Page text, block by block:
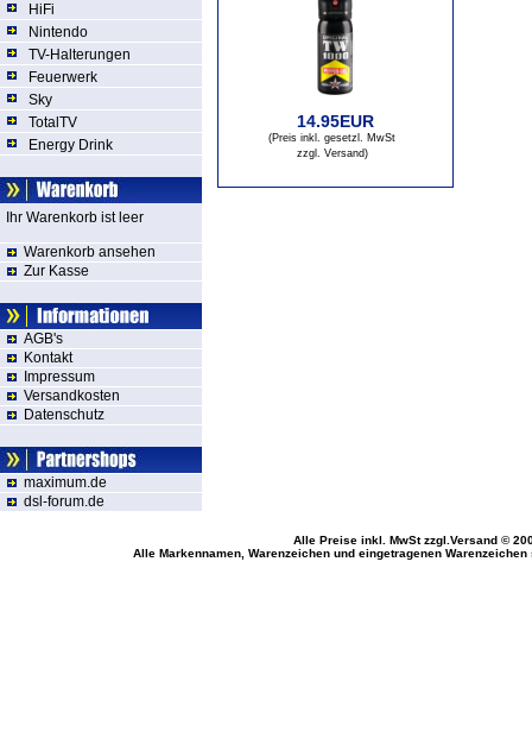
HiFi
Nintendo
TV-Halterungen
Feuerwerk
Sky
TotalTV
Energy Drink
Ihr Warenkorb ist leer
Warenkorb ansehen
Zur Kasse
AGB's
Kontakt
Impressum
Versandkosten
Datenschutz
maximum.de
dsl-forum.de
14.95EUR
(Preis inkl. gesetzl. MwSt
zzgl. Versand)
Alle Preise inkl. MwStzzgl.Versand©
Alle Markennamen, Warenzeichen und eingetragenen